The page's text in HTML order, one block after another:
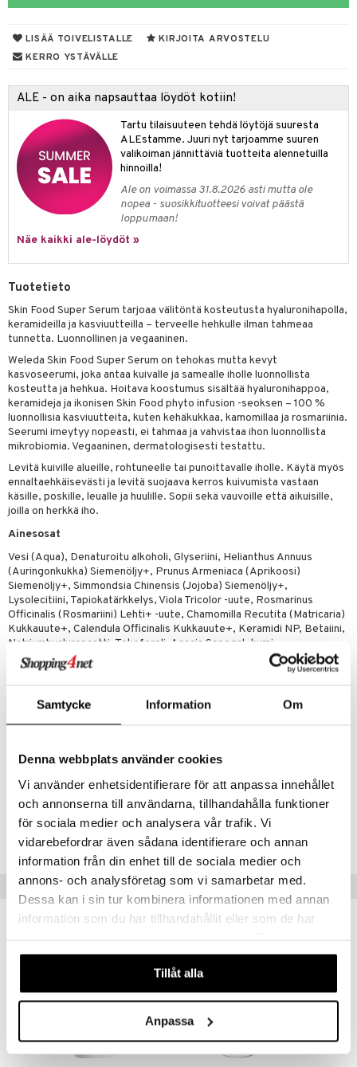
Samtycke Information Om
Denna webbplats använder cookies
Vi använder enhetsidentifierare för att anpassa innehållet
och annonserna till användarna, tillhandahålla funktioner
för sociala medier och analysera vår trafik. Vi
vidarebefordrar även sådana identifierare och annan
information från din enhet till de sociala medier och
annons- och analysföretag som vi samarbetar med.
Dessa kan i sin tur kombinera informationen med annan
information som du har tillhandahållit eller som de har
våra cookies vid fortsatt användande av vår webbplats.
Tillåt alla
Anpassa
LISÄÄ TOIVELISTALLE
KIRJOITA ARVOSTELU
KERRO YSTÄVÄLLE
ALE - on aika napsauttaa löydöt kotiin!
Tartu tilaisuuteen tehdä löytöjä suuresta
ALEstamme. Juuri nyt tarjoamme suuren
valikoiman jännittäviä tuotteita alennetuilla
hinnoilla!
Ale on voimassa 31.8.2026 asti mutta ole
nopea - suosikkituotteesi voivat päästä
loppumaan!
Näe kaikki ale-löydöt »
Tuotetieto
Skin Food Super Serum tarjoaa välitöntä kosteutusta hyaluronihapolla,
keramideilla ja kasviuutteilla – terveelle hehkulle ilman tahmeaa
tunnetta. Luonnollinen ja vegaaninen.
Weleda Skin Food Super Serum on tehokas mutta kevyt
kasvoseerumi, joka antaa kuivalle ja samealle iholle luonnollista
kosteutta ja hehkua. Hoitava koostumus sisältää hyaluronihappoa,
keramideja ja ikonisen Skin Food phyto infusion -seoksen – 100 %
luonnollisia kasviuutteita, kuten kehäkukkaa, kamomillaa ja rosmariinia.
Seerumi imeytyy nopeasti, ei tahmaa ja vahvistaa ihon luonnollista
mikrobiomia. Vegaaninen, dermatologisesti testattu.
Levitä kuiville alueille, rohtuneelle tai punoittavalle iholle. Käytä myös
ennaltaehkäisevästi ja levitä suojaava kerros kuivumista vastaan
käsille, poskille, leualle ja huulille. Sopii sekä vauvoille että aikuisille,
joilla on herkkä iho.
Ainesosat
Vesi (Aqua), Denaturoitu alkoholi, Glyseriini, Helianthus Annuus
(Auringonkukka) Siemenöljy+, Prunus Armeniaca (Aprikoosi)
Siemenöljy+, Simmondsia Chinensis (Jojoba) Siemenöljy+,
Lysolecitiini, Tapiokatärkkelys, Viola Tricolor -uute, Rosmarinus
Officinalis (Rosmariini) Lehti+ -uute, Chamomilla Recutita (Matricaria)
Kukkauute+, Calendula Officinalis Kukkauute+, Keramidi NP, Betaiini,
Natriumhyaluronaatti, Tokoferoli, Acacia Senegal -kumi,
Ksantaanikumi, Setearyylialkoholi, Sitruunahappo, Hajuste (Parfum),
Beta-karyofylleeni, Kamferi, Citrus Aurantium Kukkauute, Citrus
Linalyyliasetaatti, Pineeeni, Terpineoli, Vanilliini.
+luomuviljelystä
Hajuste valmistettu 100% luonnollisista eteerisistä öljyistä ja/tai
myötä. Tarkista aina ostetun tuotteen ainesosaluettelo
Tuotenumero
HSFL2-WE-30
Suositut tuotteet
eco
öljyt
suihku & saippuat
kuorinta
& imetys
& PMS
lihakset
käytettävät
intoleranssi
alentavat
rasvahapot
vahvistavat
säätelevät
helpottava
nenä & kurkku
K
energiaa
& vastauksia